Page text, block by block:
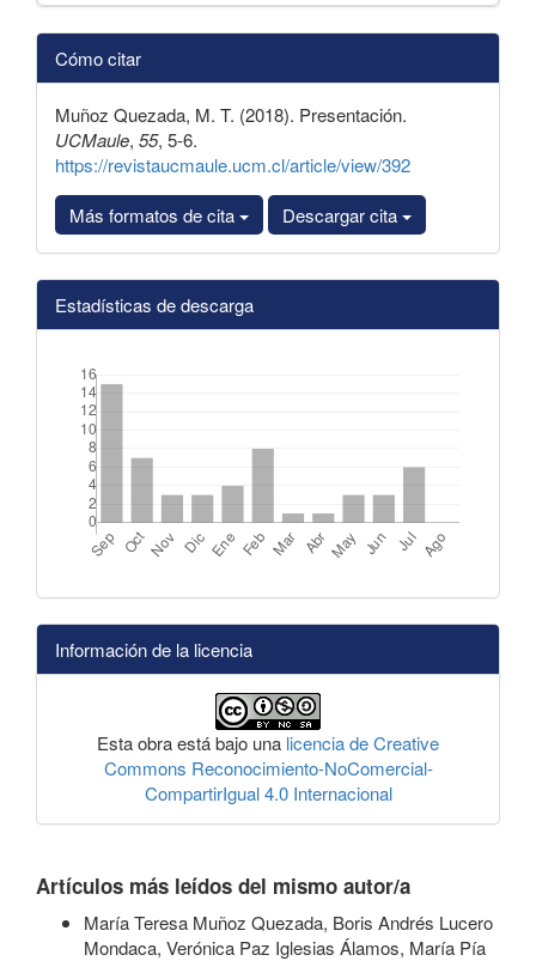
Detalles
del
artículo
Cómo citar
Muñoz Quezada, M. T. (2018). Presentación.
UCMaule, 55, 5-6.
https://revistaucmaule.ucm.cl/article/view/392
Más formatos de cita
Descargar cita
Estadísticas de descarga
Información de la licencia
Esta obra está bajo una licencia de Creative
Commons Reconocimiento-NoComercial-
CompartirIgual 4.0 Internacional
Artículos más leídos del mismo autor/a
María Teresa Muñoz Quezada, Boris Andrés Lucero
Mondaca, Verónica Paz Iglesias Álamos, María Pía